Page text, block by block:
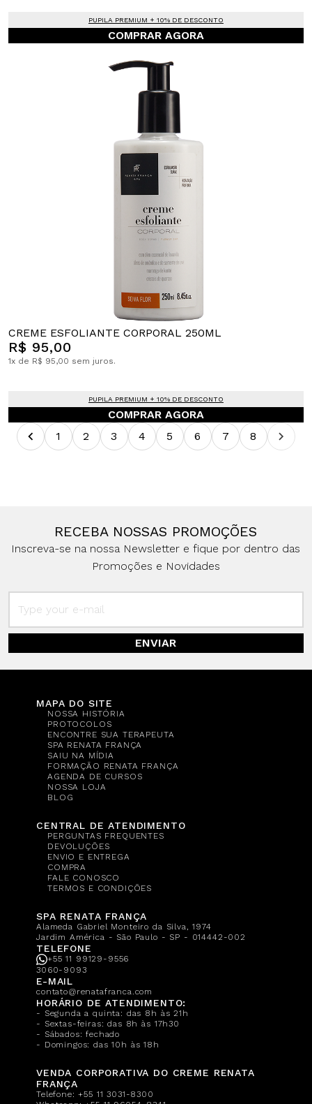
PUPILA PREMIUM + 10% DE DESCONTO
COMPRAR AGORA
CREME ESFOLIANTE CORPORAL 250ML
R$ 95,00
1x de R$ 95,00 sem juros.
PUPILA PREMIUM + 10% DE DESCONTO
COMPRAR AGORA
1
2 3 4 5 6 7 8
RECEBA NOSSAS PROMOÇÕES
Inscreva-se na nossa Newsletter e fique por dentro das
Promoções e Novidades
ENVIAR
MAPA DO SITE
NOSSA HISTÓRIA
PROTOCOLOS
ENCONTRE SUA TERAPEUTA
SPA RENATA FRANÇA
SAIU NA MÍDIA
FORMAÇÃO RENATA FRANÇA
AGENDA DE CURSOS
NOSSA LOJA
BLOG
CENTRAL DE ATENDIMENTO
PERGUNTAS FREQUENTES
DEVOLUÇÕES
ENVIO E ENTREGA
COMPRA
FALE CONOSCO
TERMOS E CONDIÇÕES
SPA RENATA FRANÇA
Alameda Gabriel Monteiro da Silva, 1974
Jardim América - São Paulo - SP - 014442-002
TELEFONE
+55 11 99129-9556
3060-9093
E-MAIL
contato@renatafranca.com
HORÁRIO DE ATENDIMENTO:
- Segunda a quinta: das 8h às 21h
- Sextas-feiras: das 8h às 17h30
- Sábados: fechado
- Domingos: das 10h às 18h
VENDA CORPORATIVA DO CREME RENATA
FRANÇA
Telefone:+55 11 3031-8300